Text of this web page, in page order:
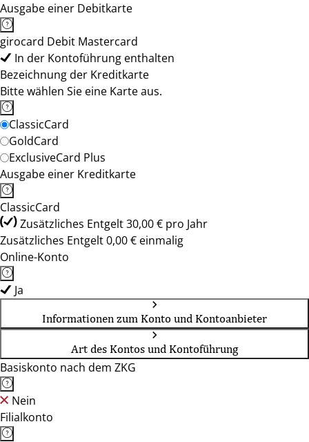
Ausgabe einer Debitkarte
girocard Debit Mastercard
In der Kontoführung enthalten
Bezeichnung der Kreditkarte
Bitte wählen Sie eine Karte aus.
ClassicCard
GoldCard
ExclusiveCard Plus
Ausgabe einer Kreditkarte
ClassicCard
Zusätzliches Entgelt 30,00 € pro Jahr
Zusätzliches Entgelt 0,00 € einmalig
Online-Konto
Ja
Informationen zum Konto und Kontoanbieter
Art des Kontos und Kontoführung
Basiskonto nach dem ZKG
Nein
Filialkonto